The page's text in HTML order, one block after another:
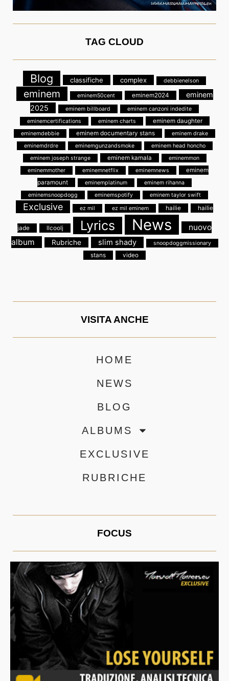
TAG CLOUD
Blog classifiche complex debbienelson
eminem eminem50cent eminem2024
eminem
2025
eminem billboard
eminem canzoni indedite
eminemcertifications
eminem charts eminem daughter
eminemdebbie eminem documentary stans
eminem drake
eminemdrdre
eminemgunzandsmoke
eminem head honcho
eminem joseph strange
eminem kamala
eminemmon
eminemmother
eminemnetflix eminemnews
eminem
paramount
eminemplatinum
eminem rihanna
eminemsnoopdogg
eminemspotify eminem taylor swift
Exclusive ez mil ez mil eminem hailie hailie
jade llcoolj Lyrics News
nuovo
album
Rubriche slim shady snoopdoggmissionary
stans video
VISITA ANCHE
HOME
NEWS
BLOG
ALBUMS
EXCLUSIVE
RUBRICHE
FOCUS